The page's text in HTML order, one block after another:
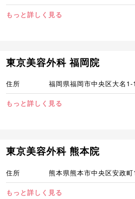
もっと詳しく見る
東京美容外科 福岡院
住所 福岡県福岡市中央区大名
もっと詳しく見る
東京美容外科 熊本院
住所 熊本県熊本市中央区安政
もっと詳しく見る